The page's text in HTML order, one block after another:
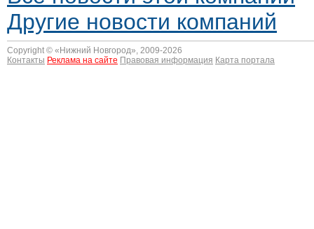
Другие новости компаний
Copyright © « Нижний Новгород», 2009-2026
Контакты Реклама на сайте Правовая информация Карта портала